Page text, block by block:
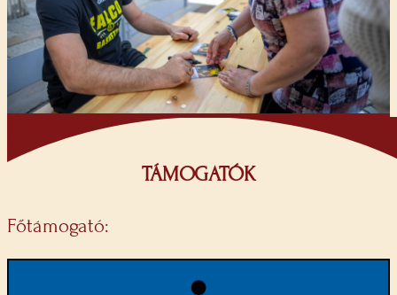
TÁMOGATÓK
Főtámogató: